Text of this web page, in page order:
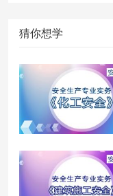
猜你想学